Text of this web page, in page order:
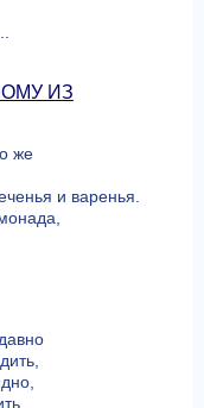
ИЗ
же
и варенья.